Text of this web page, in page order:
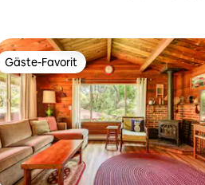
Gäste-Favorit
Gäste-Favorit